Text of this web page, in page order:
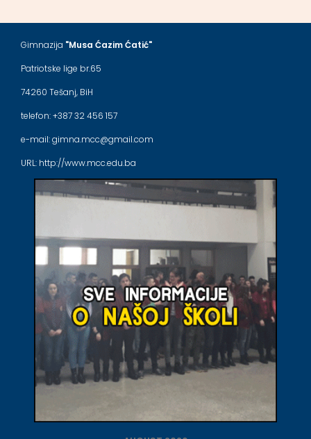
Gimnazija "Musa Ćazim Ćatić"
Patriotske lige br.65
74260 Tešanj, BiH
telefon: +387 32 456 157
e-mail: gimna.mcc@gmail.com
URL: http://www.mcc.edu.ba